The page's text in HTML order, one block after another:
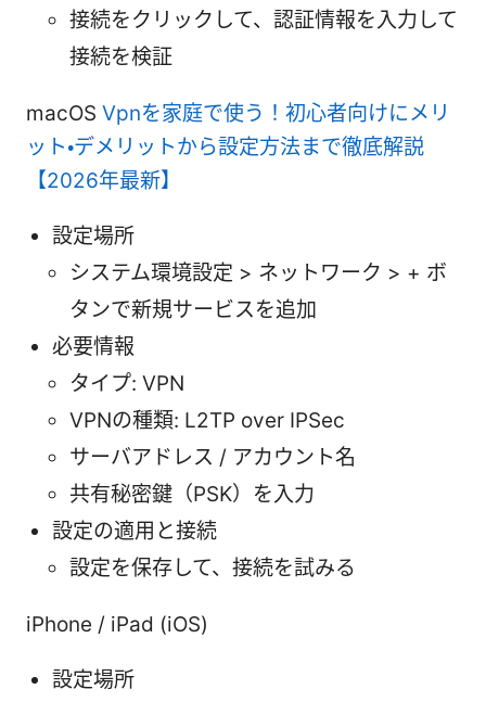
接続をクリックして、認証情報を入力して
接続を検証
macOS Vpnを家庭で使う！初心者向けにメリ
ット・デメリットから設定方法まで徹底解説
【2026年最新】
設定場所
システム環境設定 > ネットワーク > + ボ
タンで新規サービスを追加
必要情報
タイプ: VPN
VPNの種類: L2TP over IPSec
サーバアドレス / アカウント名
共有秘密鍵（PSK）を入力
設定の適用と接続
設定を保存して、接続を試みる
iPhone / iPad (iOS)
設定場所